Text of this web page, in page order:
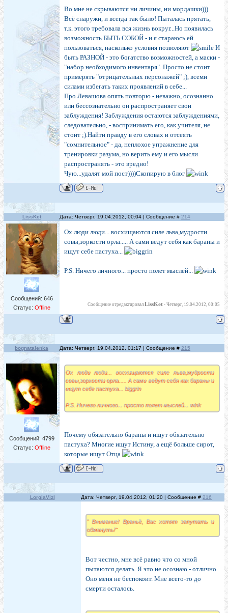
кило?))Да, побольше ...Но он лжец, даже мне неважно
лжец ли тот, кто фото этого дурацкого замка
повесил :).Не будь этого замка - он для меня всётот
же лжец. Как и юноша с именем Король, вернее,
фамилией :). Костя давно его ролики вешает, а он
тоже лжец..;)
Quote (bognatalenka)
все имеют двойное дно, это называется социальной
маской, больше чем уверен, что и в Вас скрывается
десятки личин для десяток жизненных ситуаций, для
детей - Вы миссис Любовь, для врагов - Вы
справедливый суд... и ещё тысячи примеров.
.............
Не думаю, что Левашёв лжец, даю 90% на то, что он
просто заблуждается кое в каких моментах
неосознанно.
Во мне не скрываются ни личины, ни мордашки)))
Всё снаружи, и всегда так было! Пыталась прятать,
т.к. этого требовала вся жизнь вокруг...Но появилась
возможность БЫТЬ СОБОЙ - и я стараюсь ей
пользоваться, насколько условия позволяют
И
быть РАЗНОЙ - это богатство возможностей, а маски -
"набор необходимого инвентаря". Просто не стоит
примерять "отрицательных персонажей" ;), всеми
силами избегать таких проявлений в себе...
Про Левашова опять повторю - неважно, осознанно
или бессознательно он распространяет свои
заблуждения! Заблуждения остаются заблуждениями,
следовательно, - воспринимать его, как учителя, не
стоит ;).Найти правду в его словах и отсеять
"сомнительное" - да, неплохое упражнение для
тренировки разума, но верить ему и его мысли
распространять - это вредно!
Чую...удалят мой пост))))Скопирую в блог
LissKet Дата: Четверг, 19.04.2012, 00:04 | Сообщение # 214
Сообщений: 646
Статус: Offline
Ох люди люди... восхищаются силе льва,мудрости
совы,зоркости орла..... А сами ведут себя как бараны и
ищут себе пастуха...
P.S. Ничего личного... просто полет мыслей...
Сообщение отредактировал LissKet - Четверг, 19.04.2012, 00:05
bognatalenka Дата: Четверг, 19.04.2012, 01:17 | Сообщение # 215
Сообщений: 4799
Статус: Offline
Ох люди люди... восхищаются силе льва,мудрости
совы,зоркости орла..... А сами ведут себя как бараны и
ищут себе пастуха... biggrin
P.S. Ничего личного... просто полет мыслей... wink
Почему обязательно бараны и ищут обязательно
пастуха? Многие ищут Истину, а ещё больше сирот,
которые ищут Отца
LorgiaVizl Дата: Четверг, 19.04.2012, 01:20 | Сообщение # 216
" Внимание! Враньё, Вас хотят запутать и
обмануть!"
Вот честно, мне всё равно что со мной
пытаются делать. Я это не осознаю - отлично.
Оно меня не беспокоит. Мне всего-то до
смерти осталось.